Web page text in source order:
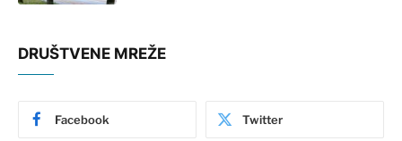
DRUŠTVENE MREŽE
Facebook Twitter